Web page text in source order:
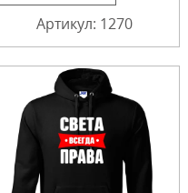
Артикул: 1270